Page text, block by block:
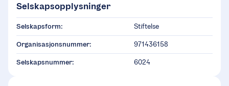
Selskapsopplysninger
Selskapsform: Stiftelse
Organisasjonsnummer: 971436158
Selskapsnummer: 6024